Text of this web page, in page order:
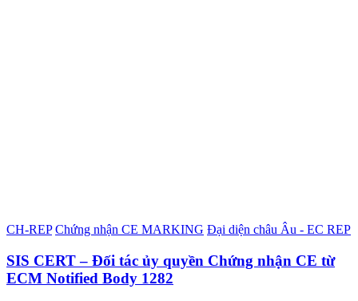
CH-REP Chứng nhận CE MARKING Đại diện châu Âu - EC REP
SIS CERT – Đối tác ủy quyền Chứng nhận CE từ
ECM Notified Body 1282